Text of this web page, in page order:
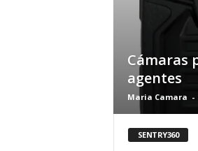
Cámaras
agentes
Maria Camara -
SENTRY360